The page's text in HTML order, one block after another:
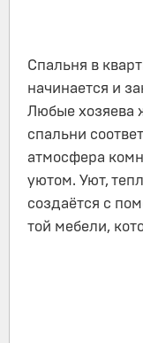
Спальня в
начинается и
Любые хозяева
спальни
атмосфера
уютом. Уют,
создаётся с
той мебели,